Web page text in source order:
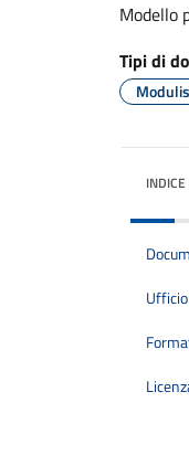
Modello
Tipi di